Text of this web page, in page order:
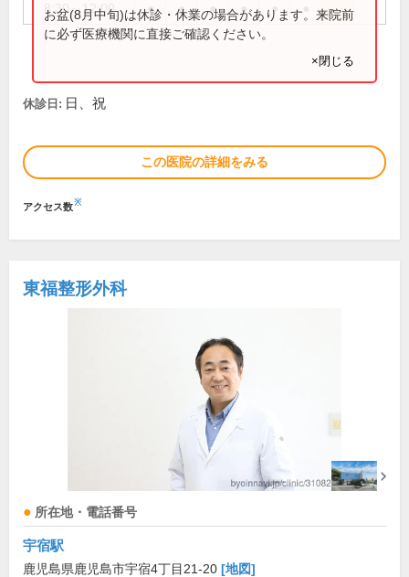
8:30～12:00 ● ● ● ● ●
お盆(8月中旬)は休診・休業の場合があります。来院前
に必ず医療機関に直接ご確認ください。
×閉じる
休診日: 日、祝
この医院の詳細をみる
アクセス数※
東福整形外科
所在地・電話番号
宇宿駅
鹿児島県鹿児島市宇宿4丁目21-20 [地図]